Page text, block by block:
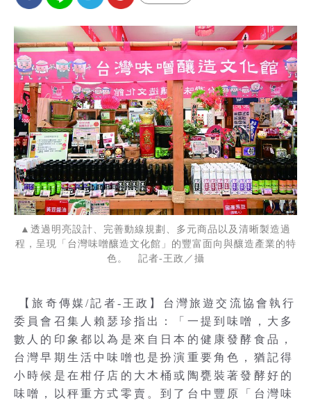
▲透過明亮設計、完善動線規劃、多元商品以及清晰製造過
程，呈現「台灣味噌釀造文化館」的豐富面向與釀造產業的特
色。 記者-王政／攝
【旅奇傳媒/記者-王政】台灣旅遊交流協會執行
委員會召集人賴瑟珍指出：「一提到味噌，大多
數人的印象都以為是來自日本的健康發酵食品，
台灣早期生活中味噌也是扮演重要角色，猶記得
小時候是在柑仔店的大木桶或陶甕裝著發酵好的
味噌，以秤重方式零賣。到了台中豐原「台灣味